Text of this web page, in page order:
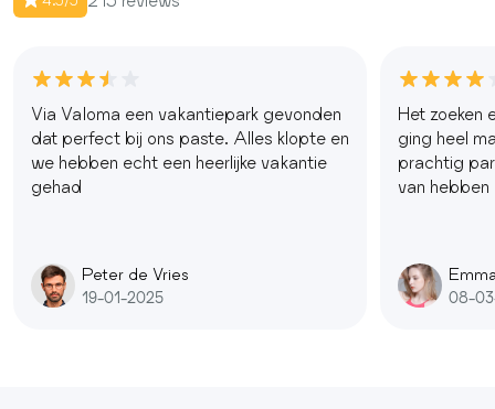
Via Valoma een vakantiepark gevonden
dat perfect bij ons paste. Alles klopte en
we hebben echt een heerlijke vakantie
gehad
Peter de Vries
19-01-2025
Het zoeken
ging heel
prachtig
van hebben
08-